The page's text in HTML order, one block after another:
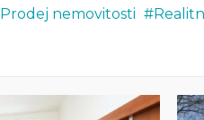
Prodej nemovitosti